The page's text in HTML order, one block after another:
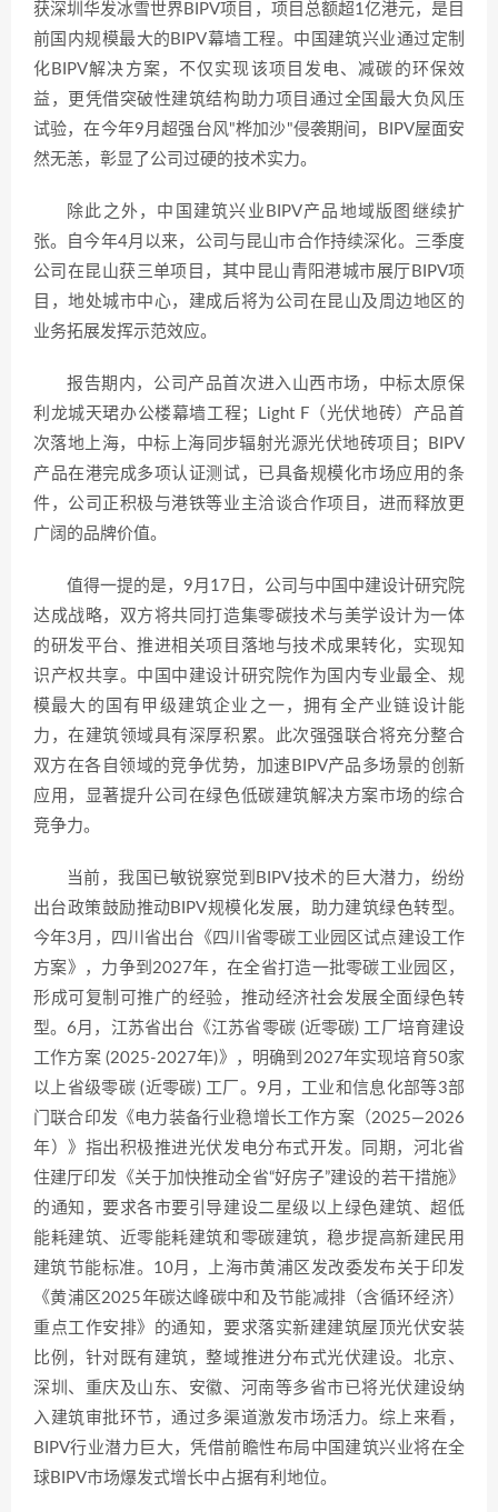
获深圳华发冰雪世界BIPV项目，项目总额超1亿港元，是目
前国内规模最大的BIPV幕墙工程。中国建筑兴业通过定制
化BIPV解决方案，不仅实现该项目发电、减碳的环保效
益，更凭借突破性建筑结构助力项目通过全国最大负风压
试验，在今年9月超强台风"桦加沙"侵袭期间，BIPV屋面安
然无恙，彰显了公司过硬的技术实力。
除此之外，中国建筑兴业BIPV产品地域版图继续扩
张。自今年4月以来，公司与昆山市合作持续深化。三季度
公司在昆山获三单项目，其中昆山青阳港城市展厅BIPV项
目，地处城市中心，建成后将为公司在昆山及周边地区的
业务拓展发挥示范效应。
报告期内，公司产品首次进入山西市场，中标太原保
利龙城天珺办公楼幕墙工程；Light F（光伏地砖）产品首
次落地上海，中标上海同步辐射光源光伏地砖项目；BIPV
产品在港完成多项认证测试，已具备规模化市场应用的条
件，公司正积极与港铁等业主洽谈合作项目，进而释放更
广阔的品牌价值。
值得一提的是，9月17日，公司与中国中建设计研究院
达成战略，双方将共同打造集零碳技术与美学设计为一体
的研发平台、推进相关项目落地与技术成果转化，实现知
识产权共享。中国中建设计研究院作为国内专业最全、规
模最大的国有甲级建筑企业之一，拥有全产业链设计能
力，在建筑领域具有深厚积累。此次强强联合将充分整合
双方在各自领域的竞争优势，加速BIPV产品多场景的创新
应用，显著提升公司在绿色低碳建筑解决方案市场的综合
竞争力。
当前，我国已敏锐察觉到BIPV技术的巨大潜力，纷纷
出台政策鼓励推动BIPV规模化发展，助力建筑绿色转型。
今年3月，四川省出台《四川省零碳工业园区试点建设工作
方案》，力争到2027年，在全省打造一批零碳工业园区，
形成可复制可推广的经验，推动经济社会发展全面绿色转
型。6月，江苏省出台《江苏省零碳 (近零碳) 工厂培育建设
工作方案 (2025-2027年)》，明确到2027年实现培育50家
以上省级零碳 (近零碳) 工厂。9月，工业和信息化部等3部
门联合印发《电力装备行业稳增长工作方案（2025—2026
年）》指出积极推进光伏发电分布式开发。同期，河北省
住建厅印发《关于加快推动全省“好房子”建设的若干措施》
的通知，要求各市要引导建设二星级以上绿色建筑、超低
能耗建筑、近零能耗建筑和零碳建筑，稳步提高新建民用
建筑节能标准。10月，上海市黄浦区发改委发布关于印发
《黄浦区2025年碳达峰碳中和及节能减排（含循环经济）
重点工作安排》的通知，要求落实新建建筑屋顶光伏安装
比例，针对既有建筑，整域推进分布式光伏建设。北京、
深圳、重庆及山东、安徽、河南等多省市已将光伏建设纳
入建筑审批环节，通过多渠道激发市场活力。综上来看，
BIPV行业潜力巨大，凭借前瞻性布局中国建筑兴业将在全
球BIPV市场爆发式增长中占据有利地位。